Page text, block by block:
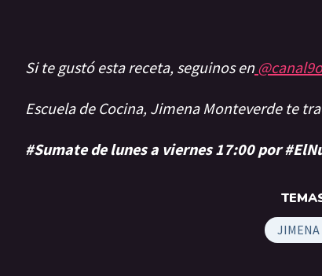
Si te gustó esta receta, seguinos en
Escuela de Cocina, Jimena Monteverde te
#Sumate de lunes a viernes 17:00 por
JIMENA